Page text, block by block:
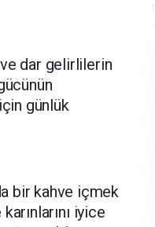
dar gelirlilerin
günlük
bir kahve içmek
iyice